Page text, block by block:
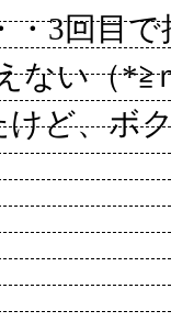
・3回目
ない（*≧
けど、ボ